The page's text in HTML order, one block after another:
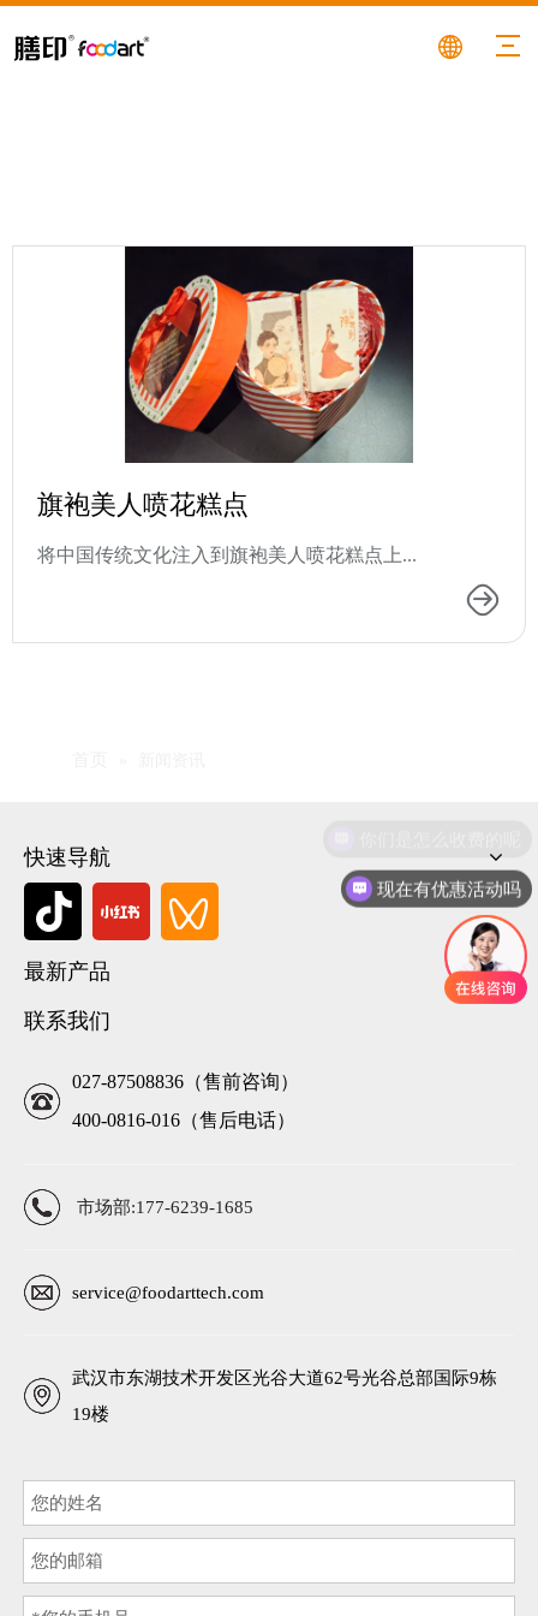
旗袍美人喷花糕点
将中国传统文化注入到旗袍美人喷花糕点上...
快速导航
最新产品
联系我们
027-87508836（售前咨询）
400-0816-016（售后电话）
市场部:177-6239-1685
service@foodarttech.com
武汉市东湖技术开发区光谷大道62号光谷总部国际9栋
19楼
现在有优惠活动吗